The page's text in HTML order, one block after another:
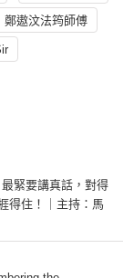
鄭遨汶法筠師傅
最緊要講真話，對得
得住！｜主持：馬